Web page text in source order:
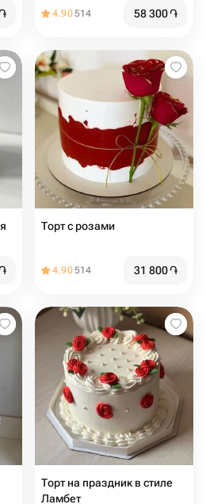
4.90514 58 300֏
Торт с розами
4.90514 31 800֏
Торт на праздник в стиле
Ламбет